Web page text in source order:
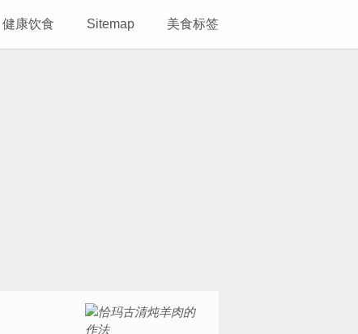
健康饮食 Sitemap 美食标签